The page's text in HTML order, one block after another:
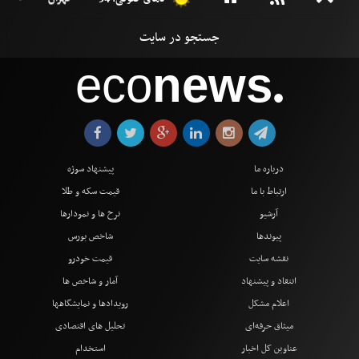
econews●
درباره ما
ارتباط با ما
آرشیو
پیوندها
نقشه سایت
انتقاد و پیشنهاد
اعلام مشکل
میثاق حرفه‌ای
پیشنهاد سوژه
قیمت سکه و طلا
نرخ ها و نمودارها
شاخص بورس
قیمت خودرو
آمار و شاخص ها
رویدادها و نمایشگاهها
تحلیل های اقتصادی
عناوین کل اخبار
استخدام